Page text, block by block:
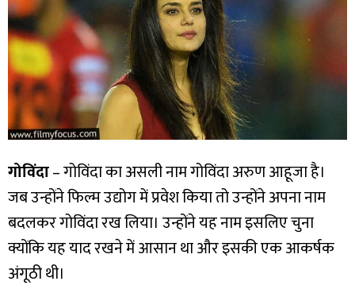
गोविंदा– गोविंदा का असली नाम गोविंदा अरुण आहूजा है।
जब उन्होंने फिल्म उद्योग में प्रवेश किया तो उन्होंने अपना नाम
बदलकर गोविंदा रख लिया। उन्होंने यह नाम इसलिए चुना
क्योंकि यह याद रखने में आसान था और इसकी एक आकर्षक
अंगूठी थी।